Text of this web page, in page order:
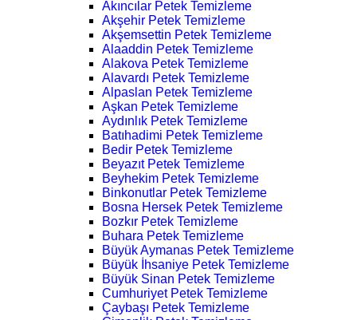
Akıncılar Petek Temizleme
Akşehir Petek Temizleme
Akşemsettin Petek Temizleme
Alaaddin Petek Temizleme
Alakova Petek Temizleme
Alavardı Petek Temizleme
Alpaslan Petek Temizleme
Aşkan Petek Temizleme
Aydınlık Petek Temizleme
Batıhadimi Petek Temizleme
Bedir Petek Temizleme
Beyazıt Petek Temizleme
Beyhekim Petek Temizleme
Binkonutlar Petek Temizleme
Bosna Hersek Petek Temizleme
Bozkır Petek Temizleme
Buhara Petek Temizleme
Büyük Aymanas Petek Temizleme
Büyük İhsaniye Petek Temizleme
Büyük Sinan Petek Temizleme
Cumhuriyet Petek Temizleme
Çaybaşı Petek Temizleme